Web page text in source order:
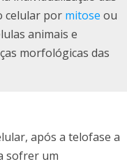
celular por mitose ou
animais e
morfológicas das
após a telofase a
sofrer um